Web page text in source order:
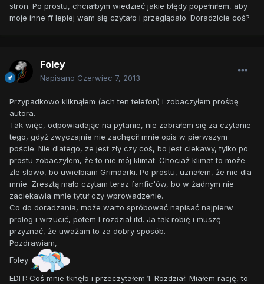
stron. Po prostu, chciałbym wiedzieć jakie błędy popełniłem, aby
moje inne ff lepiej wam się czytało i przeglądało. Doradzicie coś?
Foley
Napisano Czerwiec 7, 2013
Przypadkowo kliknąłem (ach ten telefon) i zobaczyłem prośbę
autora.
Tak więc, odpowiadając na pytanie, nie zabrałem się za czytanie
tego, gdyż zwyczajnie nie zachęcił mnie opis w pierwszym
poście. Nie dlatego, że jest zły czy coś, bo jest ciekawy, tylko po
prostu zobaczyłem, że to nie mój klimat. Chociaż klimat to może
złe słowo, bo uwielbiam Grimdarki. Po prostu, uznałem, że nie dla
mnie. Zresztą mało czytam teraz fanfic'ów, bo w żadnym nie
zaciekawia mnie tytuł czy wprowadzenie.
Co do doradzania, może warto spróbować napisać najpierw
prolog i wrzucić, potem I rozdział itd. Ja tak robię i muszę
przyznać, że uważam to za dobry sposób.
Pozdrawiam,
Foley
EDIT: Coś mnie tknęło i przeczytałem 1. Rozdział. Miałem rację, to